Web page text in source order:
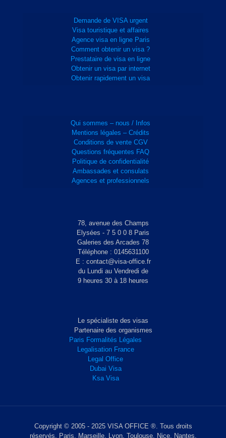
Demande de VISA urgent
Visa touristique et affaires
Agence visa en ligne Paris
Comment obtenir un visa ?
Prestataire de visa en ligne
Obtenir un visa par internet
Obtenir rapidement un visa
Qui sommes – nous / Infos
Mentions légales – Crédits
Conditions de vente CGV
Questions fréquentes FAQ
Politique de confidentialité
Ambassades et consulats
Agences et professionnels
78, avenue des Champs
Elysées - 7 5 0 0 8 Paris
Galeries des Arcades 78
Téléphone : 0145631100
E : contact@visa-office.fr
du Lundi au Vendredi de
9 heures 30 à 18 heures
Le spécialiste des visas
Partenaire des organismes
Paris Formalités Légales
Legalisation France
Legal Office
Dubai Visa
Ksa Visa
Copyright © 2005 - 2025 VISA OFFICE ®. Tous droits
réservés. Paris, Marseille, Lyon, Toulouse, Nice, Nantes,